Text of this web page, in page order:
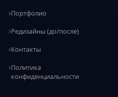
Портфолио
Редизайны (до/после)
Контакты
Политика
конфиденциальности